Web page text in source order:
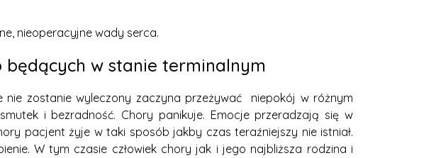
nieoperacyjne wady serca.
będących w stanie terminalnym
zostanie wyleczony zaczyna przeżywać niepokój w różnym
i bezradność. Chory panikuje. Emocje przeradzają się w
pacjent żyje w taki sposób jakby czas teraźniejszy nie istniał.
W tym czasie człowiek chory jak i jego najbliższa rodzina i